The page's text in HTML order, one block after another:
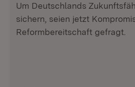
Um Deutschlands
sichern, seien jetzt
Reformbereitschaft gefragt.